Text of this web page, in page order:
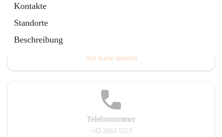
Kontakte
Standorte
Beschreibung
Auf Karte ansehen
Telefonnummer
+43 2683 5213